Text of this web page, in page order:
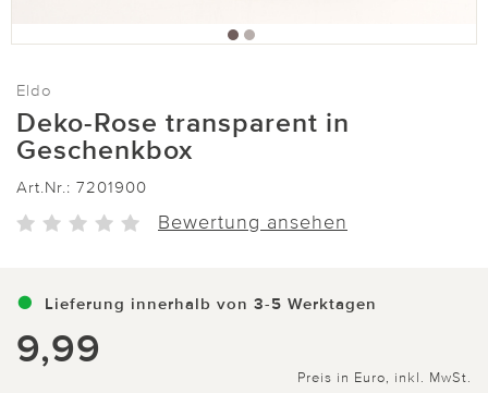
Eldo
Deko-Rose transparent in
Geschenkbox
Art.Nr.: 7201900
Bewertung ansehen
Lieferung innerhalb von 3-5 Werktagen
9,99
Preis in Euro, inkl. MwSt.